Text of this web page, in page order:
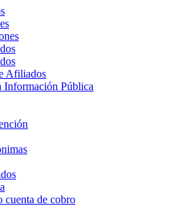
Afiliados
Información Pública
cuenta de cobro